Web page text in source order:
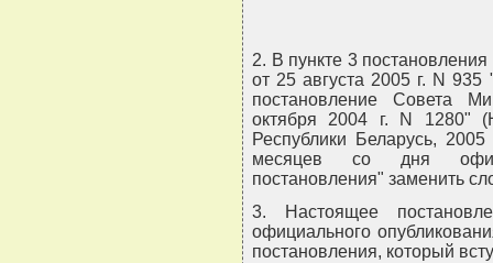
2. В пункте 3
от 25 августа 2005 г. N
постановление Совета
октября 2004 г. N 1280"
Республики Беларусь,
месяцев со дня
постановления" заменить
3. Настоящее
официального
постановления, который